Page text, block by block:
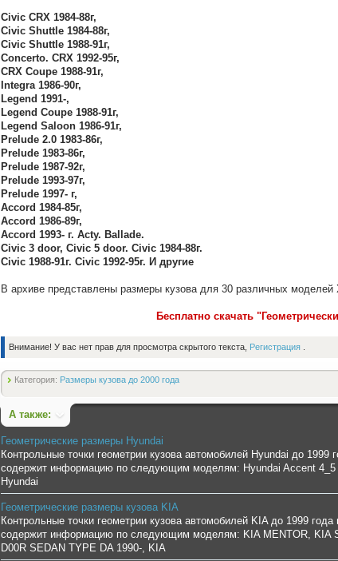
Civic CRX 1984-88г,
Civic Shuttle 1984-88г,
Civic Shuttle 1988-91г,
Concerto. CRX 1992-95г,
CRX Coupe 1988-91г,
Integra 1986-90г,
Legend 1991-,
Legend Coupe 1988-91г,
Legend Saloon 1986-91г,
Prelude 2.0 1983-86г,
Prelude 1983-86г,
Prelude 1987-92г,
Prelude 1993-97г,
Prelude 1997- г,
Accord 1984-85г,
Accord 1986-89г,
Accord 1993- г. Acty. Ballade.
Civic 3 door, Civic 5 door. Civic 1984-88г.
Civic 1988-91г. Civic 1992-95г. И другие
В архиве представлены размеры кузова для 30 различных моделей
Бесплатно скачать
Внимание! У вас нет прав для просмотра скрытого текста, Регистрация
Категория: Размеры кузова до 2000 года
А также:
Геометрические размеры Hyundai
Контрольные точки геометрии кузова автомобилей Hyundai до
содержит информацию по следующим моделям: Hyundai Accent 4_5
Hyundai
Геометрические размеры кузова KIA
Контрольные точки геометрии кузова автомобилей KIA до 1999
содержит информацию по следующим моделям: KIA MENTOR, KIA
D00R SEDAN TYPE DA 1990-, KIA